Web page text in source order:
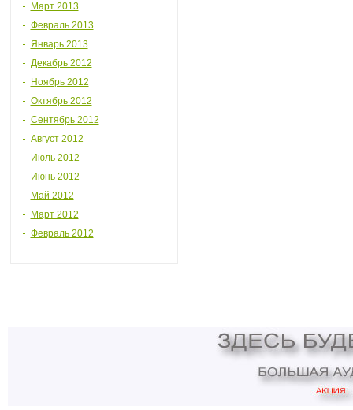
Март 2013
Февраль 2013
Январь 2013
Декабрь 2012
Ноябрь 2012
Октябрь 2012
Сентябрь 2012
Август 2012
Июль 2012
Июнь 2012
Май 2012
Март 2012
Февраль 2012